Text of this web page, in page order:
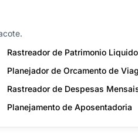
Rastreador de Patrimonio Liquido
Planejador de Orcamento de
Rastreador de Despesas
Planejamento de Aposentadoria